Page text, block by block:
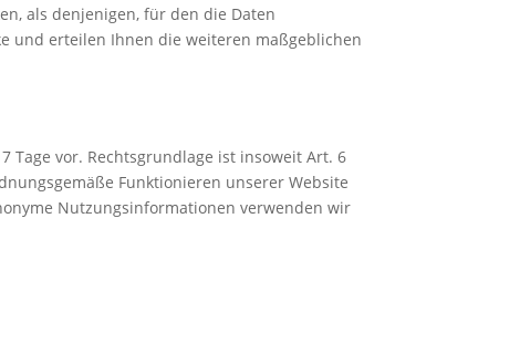
als denjenigen, für den die Daten
und erteilen Ihnen die weiteren maßgeblichen
Tage vor. Rechtsgrundlage ist insoweit Art. 6
Funktionieren unserer Website
Nutzungsinformationen verwenden wir